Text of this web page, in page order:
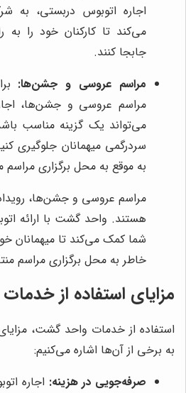
اجاره اتوبوس دربستی، به
می‌کند تا کارکنان خود را به
جابجا کنند.
مراسم عروسی و جشن‌ها:
مراسم عروسی و جشن‌ها،
می‌تواند یک گزینه مناسب
سردرگمی میهمانان جلوگیری
به موقع به محل برگزاری
مراسم عروسی و جشن‌ها،
هستند. واحد گشت با ارائه
شما کمک می‌کند تا میهمانان
خاطر به محل برگزاری مراسم
مزایای استفاده از
استفاده از خدمات واحد گشت،
به برخی از آن‌ها اشاره می‌کنیم:
صرفه‌جویی در هزینه: اجاره